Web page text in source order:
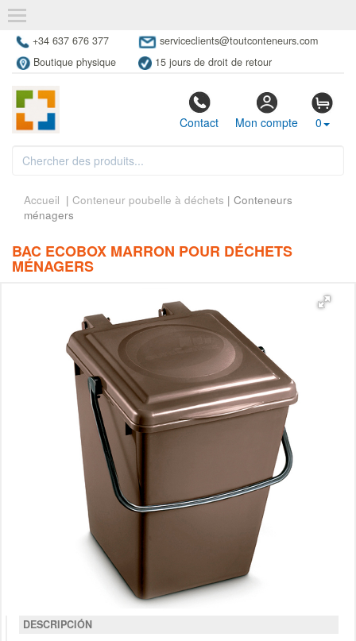
+34 637 676 377
serviceclients@toutconteneurs.com
Boutique physique
15 jours de droit de retour
Contact Mon compte 0
Accueil | Conteneur poubelle à déchets | Conteneurs
ménagers
BAC ECOBOX MARRON POUR DÉCHETS
MÉNAGERS
DESCRIPCIÓN